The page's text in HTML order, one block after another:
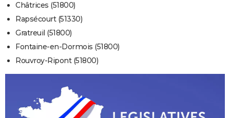
Châtrices (51800)
Rapsécourt (51330)
Gratreuil (51800)
Fontaine-en-Dormois (51800)
Rouvroy-Ripont (51800)